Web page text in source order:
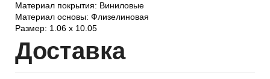
Материал покрытия: Виниловые
Материал основы: Флизелиновая
Размер: 1.06 x 10.05
Доставка